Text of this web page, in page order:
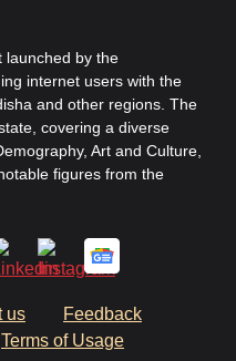
launched by the
internet users with the
and other regions. The
covering a diverse
Art and Culture,
figures from the
us
Feedback
Terms of Usage